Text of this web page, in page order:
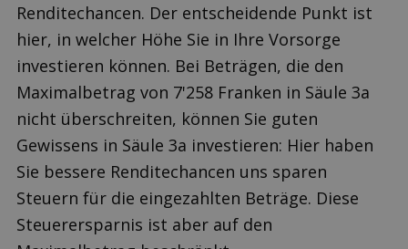
Renditechancen. Der entscheidende Punkt ist
hier, in welcher Höhe Sie in Ihre Vorsorge
investieren können. Bei Beträgen, die den
Maximalbetrag von 7'258 Franken in Säule 3a
nicht überschreiten, können Sie guten
Gewissens in Säule 3a investieren: Hier haben
Sie bessere Renditechancen uns sparen
Steuern für die eingezahlten Beträge. Diese
Steuerersparnis ist aber auf den